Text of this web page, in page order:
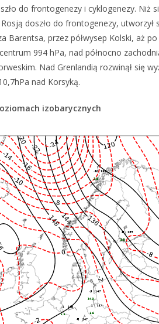
do frontogenezy i cyklogenezy. Niż
doszło do frontogenezy,
Barentsa, przez półwysep Kolski, aż
994 hPa, nad północno
Nad Grenlandią rozwinął się
nad Korsyką.
izobarycznych